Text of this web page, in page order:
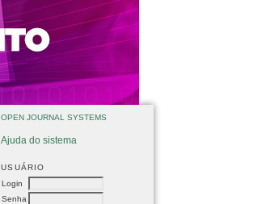
OPEN JOURNAL SYSTEMS
Ajuda do sistema
USUÁRIO
Login
Senha